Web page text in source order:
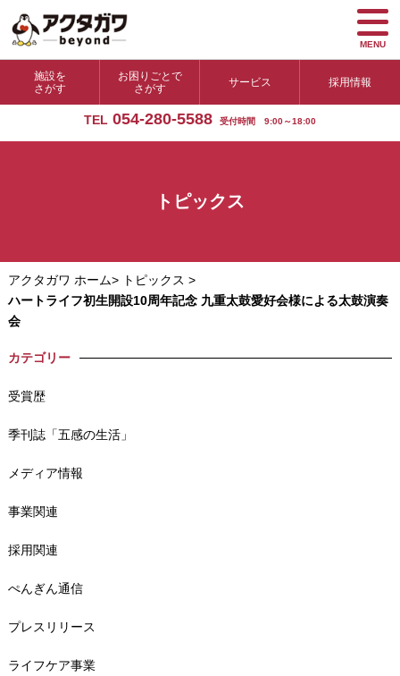
施設を
さがす
お困りごとで
さがす
サービス 採用情報
TEL 054-280-5588 受付時間 9:00～18:00
MENU
トピックス
アクタガワ ホーム> トピックス >
ハートライフ初生開設10周年記念 九重太鼓愛好会様による太鼓演奏
会
カテゴリー
受賞歴
季刊誌「五感の生活」
メディア情報
事業関連
採用関連
ぺんぎん通信
プレスリリース
ライフケア事業